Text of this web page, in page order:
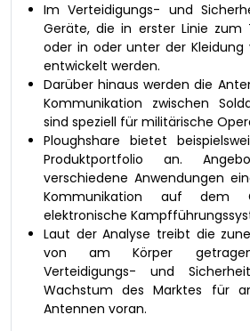
Im Verteidigungs- und
Geräte, die in erster Linie
oder in oder unter der Kleidung
entwickelt werden.
Darüber hinaus werden die
Kommunikation zwischen
sind speziell für militärische
Ploughshare bietet
Produktportfolio an.
verschiedene Anwendungen
Kommunikation auf dem
elektronische
Laut der Analyse treibt die
von am Körper
Verteidigungs- und
Wachstum des Marktes für
Antennen voran.